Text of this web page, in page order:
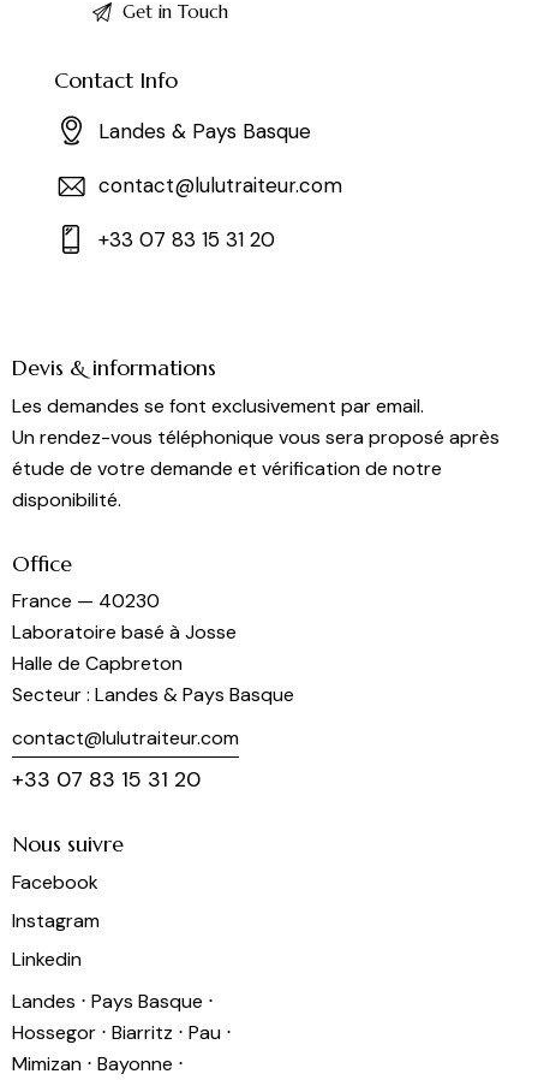
Contact Info
Landes & Pays Basque
contact@lulutraiteur.com
+33 07 83 15 31 20
Devis & informations
Les demandes se font exclusivement par email.
Un rendez-vous téléphonique vous sera proposé après
étude de votre demande et vérification de notre
disponibilité.
Office
France — 40230
Laboratoire basé à Josse
Halle de Capbreton
Secteur : Landes & Pays Basque
contact@lulutraiteur.com
+33 07 83 15 31 20
Nous suivre
Facebook
Instagram
Linkedin
Landes ⋅ Pays Basque ⋅
Hossegor ⋅ Biarritz ⋅ Pau ⋅
Mimizan ⋅ Bayonne ⋅